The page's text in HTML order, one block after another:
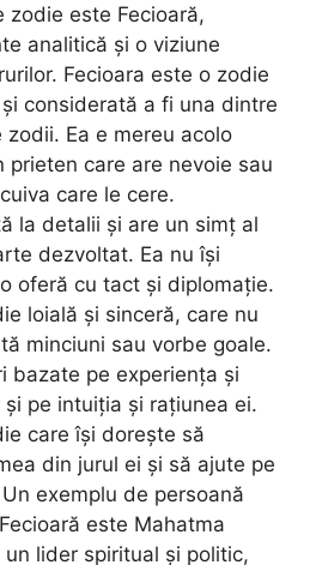
zodie este Fecioară,
analitică și o viziune
Fecioara este o zodie
considerată a fi una dintre
Ea e mereu acolo
prieten care are nevoie sau
care le cere.
la detalii și are un simț al
dezvoltat. Ea nu își
oferă cu tact și diplomație.
loială și sinceră, care nu
minciuni sau vorbe goale.
bazate pe experiența și
pe intuiția și rațiunea ei.
care își dorește să
din jurul ei și să ajute pe
exemplu de persoană
este Mahatma
lider spiritual și politic,